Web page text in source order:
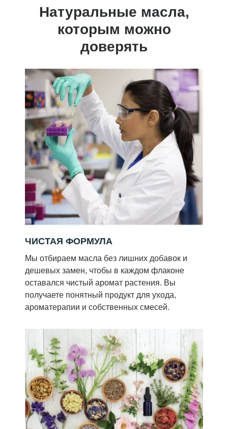
Натуральные масла,
которым можно
доверять
ЧИСТАЯ ФОРМУЛА
Мы отбираем масла без лишних добавок и
дешевых замен, чтобы в каждом флаконе
оставался чистый аромат растения. Вы
получаете понятный продукт для ухода,
ароматерапии и собственных смесей.